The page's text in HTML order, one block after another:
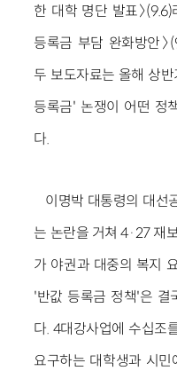
한 대학 명단 발표〉
등록금 부담 완화방안〉
두 보도자료는 올해 상
등록금' 논쟁이 어떤 정
다.
이명박 대통령의 대선
는 논란을 거쳐 4·27 재
가 야권과 대중의 복지
'반값 등록금 정책'은 결
다. 4대강사업에 수십조
요구하는 대학생과 시